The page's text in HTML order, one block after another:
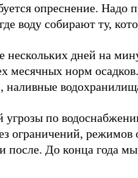
опреснение. Надо
воду собирают ту,
нескольких дней на
месячных норм
наливные
угрозы по
ограничений, режимов
после. До конца года